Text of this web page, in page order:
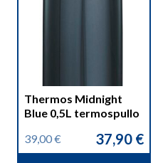
Thermos Midnight
Blue 0,5L termospullo
39,00€
Alkuperäinen
hinta
37,90 €
Nykyinen
hinta